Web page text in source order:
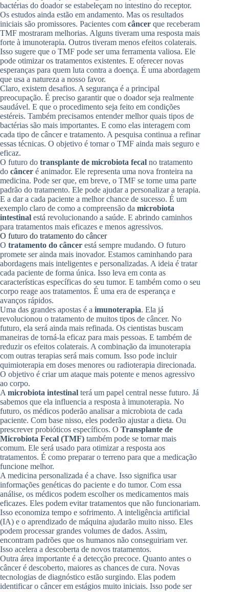
bactérias do doador se estabeleçam no intestino do receptor.
Os estudos ainda estão em andamento. Mas os resultados
iniciais são promissores. Pacientes com câncer que receberam
TMF mostraram melhorias. Alguns tiveram uma resposta mais
forte à imunoterapia. Outros tiveram menos efeitos colaterais.
Isso sugere que o TMF pode ser uma ferramenta valiosa. Ele
pode otimizar os tratamentos existentes. E oferecer novas
esperanças para quem luta contra a doença. É uma abordagem
que usa a natureza a nosso favor.
Claro, existem desafios. A segurança é a principal
preocupação. É preciso garantir que o doador seja realmente
saudável. E que o procedimento seja feito em condições
estéreis. Também precisamos entender melhor quais tipos de
bactérias são mais importantes. E como elas interagem com
cada tipo de câncer e tratamento. A pesquisa continua a refinar
essas técnicas. O objetivo é tornar o TMF ainda mais seguro e
eficaz.
O futuro do transplante de microbiota fecal no tratamento
do câncer é animador. Ele representa uma nova fronteira na
medicina. Pode ser que, em breve, o TMF se torne uma parte
padrão do tratamento. Ele pode ajudar a personalizar a terapia.
E a dar a cada paciente a melhor chance de sucesso. É um
exemplo claro de como a compreensão da microbiota
intestinal está revolucionando a saúde. E abrindo caminhos
para tratamentos mais eficazes e menos agressivos.
O futuro do tratamento do câncer
O tratamento do câncer está sempre mudando. O futuro
promete ser ainda mais inovador. Estamos caminhando para
abordagens mais inteligentes e personalizadas. A ideia é tratar
cada paciente de forma única. Isso leva em conta as
características específicas do seu tumor. E também como o seu
corpo reage aos tratamentos. É uma era de esperança e
avanços rápidos.
Uma das grandes apostas é a imunoterapia. Ela já
revolucionou o tratamento de muitos tipos de câncer. No
futuro, ela será ainda mais refinada. Os cientistas buscam
maneiras de torná-la eficaz para mais pessoas. E também de
reduzir os efeitos colaterais. A combinação da imunoterapia
com outras terapias será mais comum. Isso pode incluir
quimioterapia em doses menores ou radioterapia direcionada.
O objetivo é criar um ataque mais potente e menos agressivo
ao corpo.
A microbiota intestinal terá um papel central nesse futuro. Já
sabemos que ela influencia a resposta à imunoterapia. No
futuro, os médicos poderão analisar a microbiota de cada
paciente. Com base nisso, eles poderão ajustar a dieta. Ou
prescrever probióticos específicos. O Transplante de
Microbiota Fecal (TMF) também pode se tornar mais
comum. Ele será usado para otimizar a resposta aos
tratamentos. É como preparar o terreno para que a medicação
funcione melhor.
A medicina personalizada é a chave. Isso significa usar
informações genéticas do paciente e do tumor. Com essa
análise, os médicos podem escolher os medicamentos mais
eficazes. Eles podem evitar tratamentos que não funcionariam.
Isso economiza tempo e sofrimento. A inteligência artificial
(IA) e o aprendizado de máquina ajudarão muito nisso. Eles
podem processar grandes volumes de dados. Assim,
encontram padrões que os humanos não conseguiriam ver.
Isso acelera a descoberta de novos tratamentos.
Outra área importante é a detecção precoce. Quanto antes o
câncer é descoberto, maiores as chances de cura. Novas
tecnologias de diagnóstico estão surgindo. Elas podem
identificar o câncer em estágios muito iniciais. Isso pode ser